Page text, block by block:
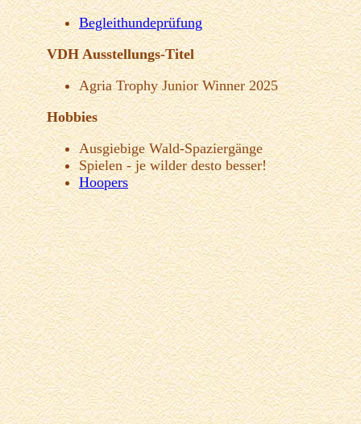
Begleithundeprüfung
VDH Ausstellungs-Titel
Agria Trophy Junior Winner 2025
Hobbies
Ausgiebige Wald-Spaziergänge
Spielen - je wilder desto besser!
Hoopers